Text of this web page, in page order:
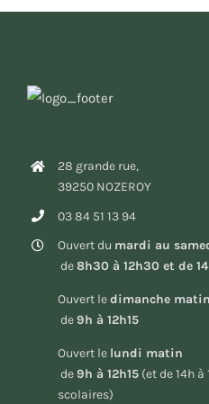
28 grande rue,
39250 NOZEROY
03 84 51 13 94
Ouvert du mardi au
de8h30 à 12h30 et de
Ouvert ledimanche
de9h à 12h15
Ouvert le lundi matin
de9h à 12h15(et de 14h à
scolaires)